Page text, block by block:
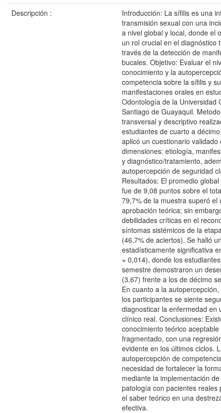
Descripción :
Introducción: La sífilis es una
transmisión sexual con una
a nivel global y local, donde el
un rol crucial en el diagnóstico
través de la detección de
bucales. Objetivo: Evaluar el
conocimiento y la
competencia sobre la sífilis y
manifestaciones orales en
Odontología de la Universidad
Santiago de Guayaquil.
transversal y descriptivo
estudiantes de cuarto a
aplicó un cuestionario validado
dimensiones: etiología,
y diagnóstico/tratamiento,
autopercepción de seguridad
Resultados: El promedio
fue de 9,08 puntos sobre el
79,7% de la muestra superó el
aprobación teórica; sin
debilidades críticas en el
síntomas sistémicos de la
(46,7% de aciertos). Se halló
estadísticamente significativa
= 0,014), donde los
semestre demostraron un
(3,67) frente a los de décimo
En cuanto a la
los participantes se siente
diagnosticar la enfermedad en
clínico real. Conclusiones:
conocimiento teórico
fragmentado, con una
evidente en los últimos ciclos.
autopercepción de
necesidad de fortalecer la
mediante la implementación
patología con pacientes reales
el saber teórico en una
efectiva.